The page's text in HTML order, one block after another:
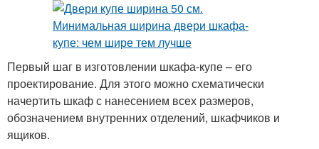
Первый шаг в изготовлении шкафа-купе – его
проектирование. Для этого можно схематически
начертить шкаф с нанесением всех размеров,
обозначением внутренних отделений, шкафчиков и
ящиков.